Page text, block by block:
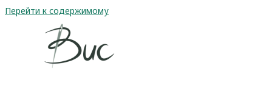
Перейти к содержимому